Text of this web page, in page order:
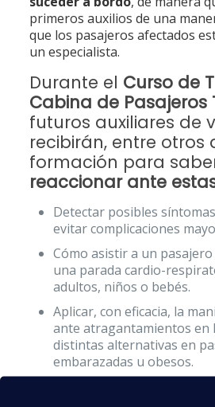
primeros auxilios de una
que los pasajeros afectados
un especialista.
Durante el Curso de
Cabina de Pasajeros
futuros auxiliares de
recibirán, entre otros
formación para
reaccionar ante
Detectar posibles
evitar complicaciones
Cómo asistir a un
una parada cardio-
adultos, niños o bebés.
Aplicar, con eficacia, la
ante atragantamientos en
distintas alternativas en
embarazadas u obesos.